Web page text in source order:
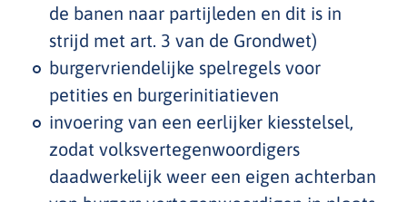
de banen naar partijleden en dit is in
strijd met art. 3 van de Grondwet)
burgervriendelijke spelregels voor
petities en burgerinitiatieven
invoering van een eerlijker kiesstelsel,
zodat volksvertegenwoordigers
daadwerkelijk weer een eigen achterban